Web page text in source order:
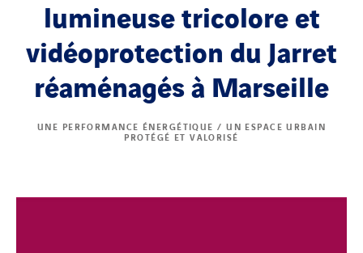
lumineuse tricolore et
vidéoprotection du Jarret
réaménagés à Marseille
UNE PERFORMANCE ÉNERGÉTIQUE / UN ESPACE URBAIN
PROTÉGÉ ET VALORISÉ